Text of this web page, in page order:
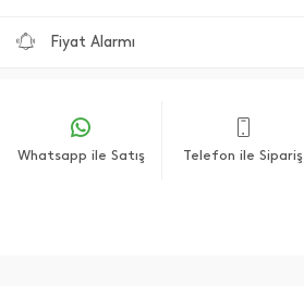
Fiyat Alarmı
Whatsapp ile Satış Telefon ile Sipariş